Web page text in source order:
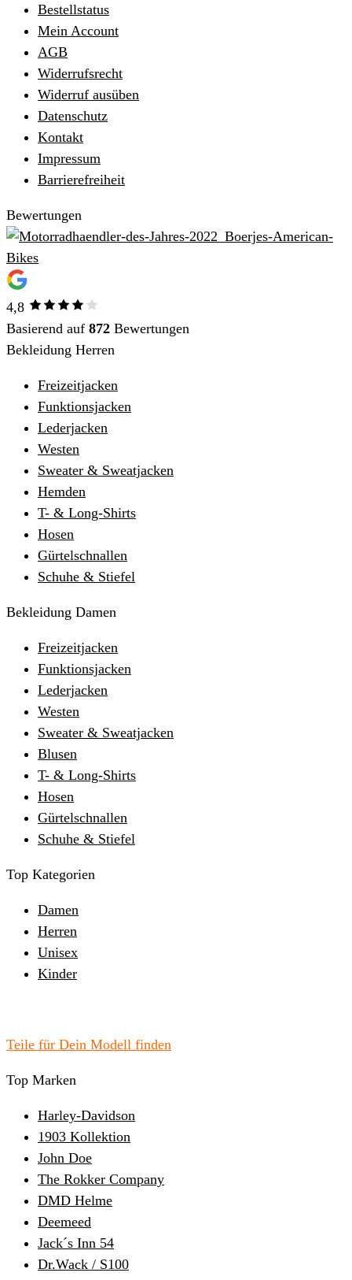
Bestellstatus
Mein Account
AGB
Widerrufsrecht
Widerruf ausüben
Datenschutz
Kontakt
Impressum
Barrierefreiheit
Bewertungen
4,8
Basierend auf 872 Bewertungen
Bekleidung Herren
Freizeitjacken
Funktionsjacken
Lederjacken
Westen
Sweater & Sweatjacken
Hemden
T- & Long-Shirts
Hosen
Gürtelschnallen
Schuhe & Stiefel
Bekleidung Damen
Freizeitjacken
Funktionsjacken
Lederjacken
Westen
Sweater & Sweatjacken
Blusen
T- & Long-Shirts
Hosen
Gürtelschnallen
Schuhe & Stiefel
Top Kategorien
Damen
Herren
Unisex
Kinder
Teile für Dein Modell finden
Top Marken
Harley-Davidson
1903 Kollektion
John Doe
The Rokker Company
DMD Helme
Deemeed
Jack´s Inn 54
Dr.Wack / S100